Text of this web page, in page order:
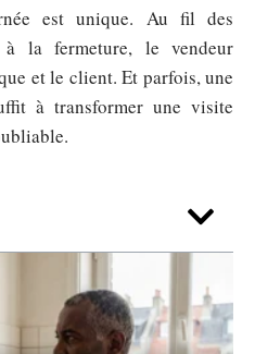
est unique. Au fil des
à la fermeture, le vendeur
et le client. Et parfois, une
à transformer une visite